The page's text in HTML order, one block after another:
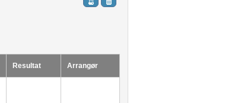
Resultat Arrangør